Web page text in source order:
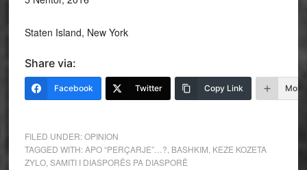
Staten Island, New York
Share via:
Facebook Twitter Copy Link More
FILED UNDER:OPINION
TAGGED WITH:APO “PERÇARJE”…? BASHKIM KEZE KOZETA
ZYLO, SAMITI I DIASPORËS PA DIASPORË